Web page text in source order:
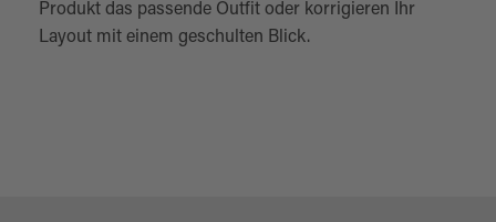
Produkt das passende Outfit oder korrigieren Ihr
Layout mit einem geschulten Blick.